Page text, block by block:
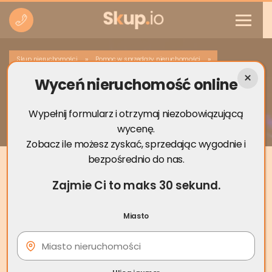
Skup nieruchomości » Pomoc w sprzedaży nieruchomości »
Średni czas sprzedaży mieszkania.
Sprzedaj mieszkanie w kilka dni!
Wyceń nieruchomość online
Wypełnij formularz i otrzymaj niezobowiązującą
wycenę.
Zobacz ile możesz zyskać, sprzedając wygodnie i
bezpośrednio do nas.
Zajmie Ci to maks 30 sekund.
Miasto